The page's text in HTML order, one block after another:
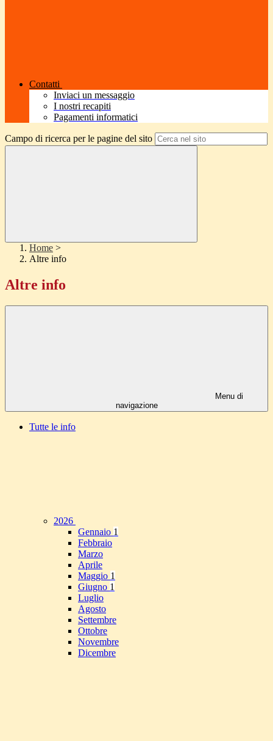
Contatti
Inviaci un messaggio
I nostri recapiti
Pagamenti informatici
Campo di ricerca per le pagine del sito
Home >
Altre info
Altre info
Menu di
navigazione
Tutte le info
2026
Gennaio 1
Febbraio
Marzo
Aprile
Maggio 1
Giugno 1
Luglio
Agosto
Settembre
Ottobre
Novembre
Dicembre